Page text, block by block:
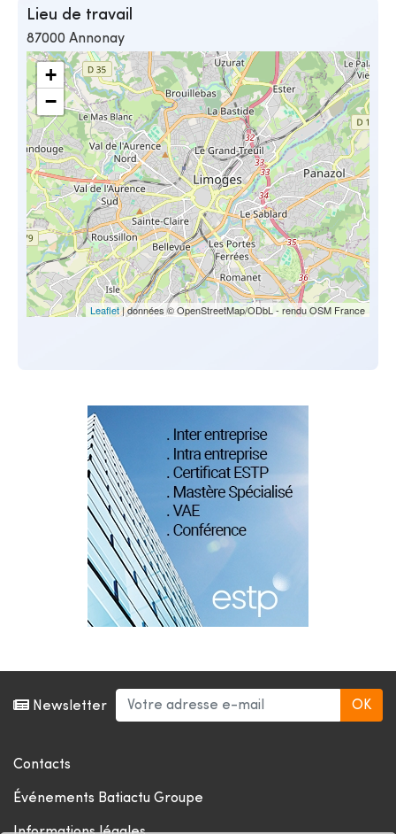
Lieu de travail
87000 Annonay
+
−
Leaflet| données © OpenStreetMap/ODbL - rendu OSM France
Newsletter
Contacts
Événements Batiactu Groupe